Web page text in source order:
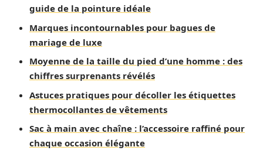
guide de la pointure idéale
Marques incontournables pour bagues de
mariage de luxe
Moyenne de la taille du pied d’une homme : des
chiffres surprenants révélés
Astuces pratiques pour décoller les étiquettes
thermocollantes de vêtements
Sac à main avec chaîne : l’accessoire raffiné pour
chaque occasion élégante